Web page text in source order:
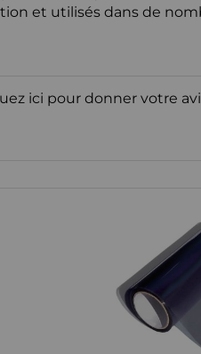
et utilisés dans de
ici pour donner votre